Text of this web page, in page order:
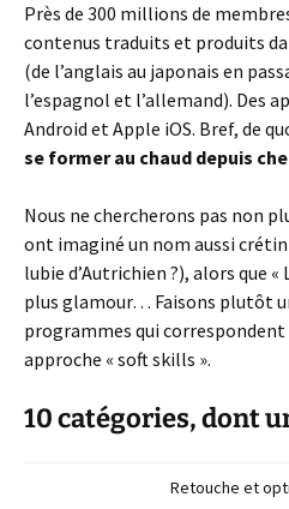
Près de 300 millions de
contenus traduits et produits
(de l’anglais au japonais en
l’espagnol et l’allemand). Des
Android et Apple iOS. Bref, de
se former au chaud depuis
Nous ne chercherons pas non
ont imaginé un nom aussi crétin
lubie d’Autrichien ?), alors que «
plus glamour… Faisons plutôt
programmes qui
approche « soft skills ».
10 catégories, dont
Retouche et